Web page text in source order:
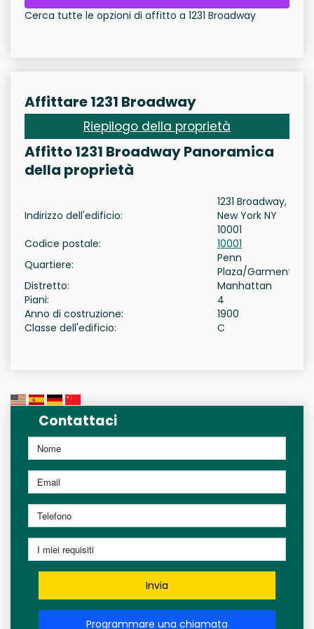
Cerca tutte le opzioni di affitto a 1231 Broadway
Affittare 1231 Broadway
Riepilogo della proprietà
Affitto 1231 Broadway Panoramica
della proprietà
Indirizzo dell'edificio:
1231 Broadway,
New York NY
10001
Codice postale:
10001
Quartiere:
Penn
Plaza/Garment
Distretto:
Manhattan
Piani:
4
Anno di costruzione:
1900
Classe dell'edificio:
C
Contattaci
Invia
Programmare una chiamata